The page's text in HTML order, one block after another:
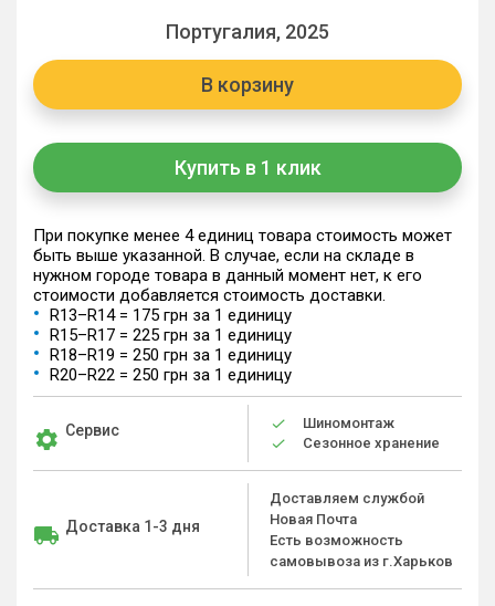
Португалия, 2025
В корзину
Купить в 1 клик
При покупке менее 4 единиц товара стоимость может
быть выше указанной. В случае, если на складе в
нужном городе товара в данный момент нет, к его
стоимости добавляется стоимость доставки.
R13–R14 = 175 грн за 1 единицу
R15–R17 = 225 грн за 1 единицу
R18–R19 = 250 грн за 1 единицу
R20–R22 = 250 грн за 1 единицу
Сервис
Шиномонтаж
Сезонное хранение
Доставка 1-3 дня
Доставляем службой
Новая Почта
Есть возможность
самовывоза из г.Харьков